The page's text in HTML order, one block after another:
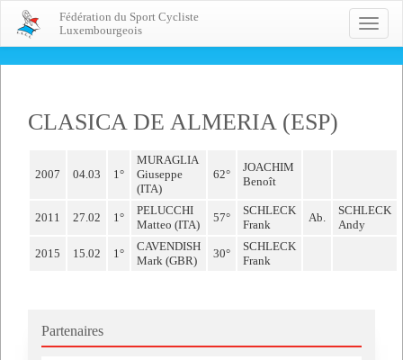
Toggle
Fédération du Sport Cycliste
Luxembourgeois
CLASICA DE ALMERIA (ESP)
2007 04.03 1°
MURAGLIA
Giuseppe
(ITA)
62°
JOACHIM
Benoît
2011 27.02 1°
PELUCCHI
Matteo (ITA)
57°
SCHLECK
Frank
Ab.
SCHLECK
Andy
2015 15.02 1°
CAVENDISH
Mark (GBR)
30°
SCHLECK
Frank
Partenaires